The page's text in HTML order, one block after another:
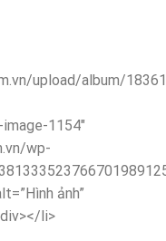
upload/album/
1154″
wp-
ảnh”
li>